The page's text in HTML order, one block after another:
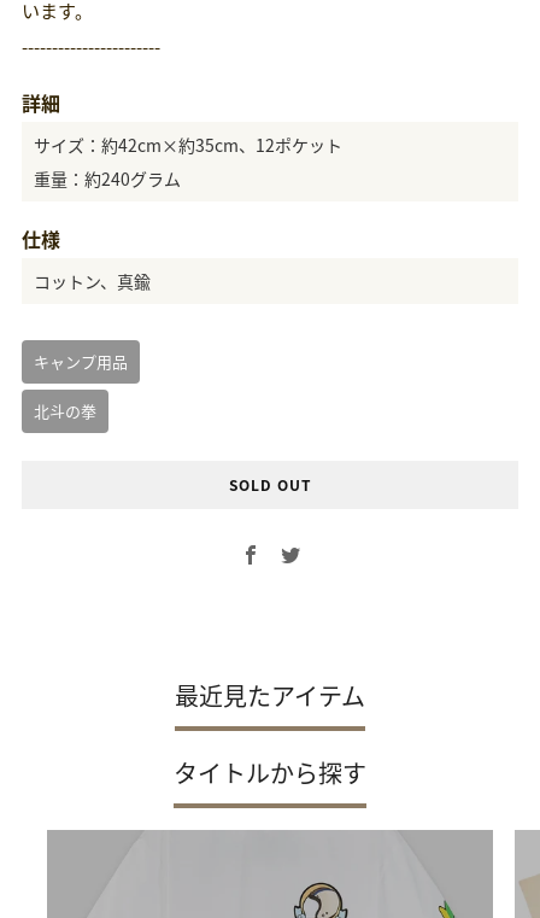
います。
-----------------------
詳細
サイズ：約42cm×約35cm、12ポケット
重量：約240グラム
仕様
コットン、真鍮
キャンプ用品
北斗の拳
SOLD OUT
Facebook
Twitter
最近見たアイテム
タイトルから探す